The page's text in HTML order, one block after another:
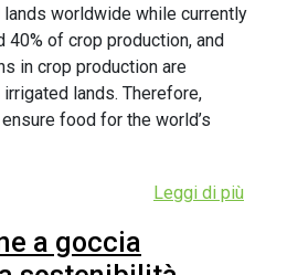
worldwide while currently
of crop production, and
in crop production are
lands. Therefore,
food for the world’s
Leggi di più
a goccia